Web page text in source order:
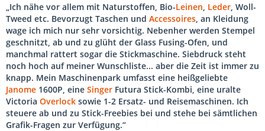
„Ich nähe vor allem mit Naturstoffen, Bio-Leinen Leder , Woll-
Tweed etc. Bevorzugt Taschen und Accessoires , an Kleidung
wage ich mich nur sehr vorsichtig. Nebenher werden Stempel
geschnitzt, ab und zu glüht der Glass Fusing-Ofen, und
manchmal rattert sogar die Stickmaschine. Siebdruck steht
noch hoch auf meiner Wunschliste... aber die Zeit ist immer zu
knapp. Mein Maschinenpark umfasst eine heißgeliebte
Janome 1600P, eine Singer Futura Stick-Kombi, eine uralte
Victoria Overlock sowie 1-2 Ersatz- und Reisemaschinen. Ich
steuere ab und zu Stick-Freebies bei und stehe bei sämtlichen
Grafik-Fragen zur Verfügung.“